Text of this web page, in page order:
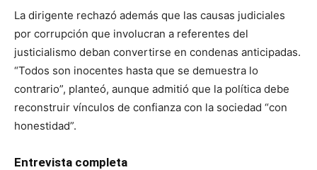
La dirigente rechazó además que las causas judiciales
por corrupción que involucran a referentes del
justicialismo deban convertirse en condenas anticipadas.
“Todos son inocentes hasta que se demuestra lo
contrario”, planteó, aunque admitió que la política debe
reconstruir vínculos de confianza con la sociedad “con
honestidad”.
Entrevista completa